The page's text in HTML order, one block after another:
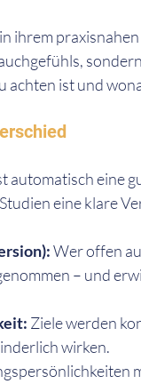
ihrem praxisnahen
achten ist und
automatisch eine
eine klare
Wer offen
– und
Ziele werden
wirken.